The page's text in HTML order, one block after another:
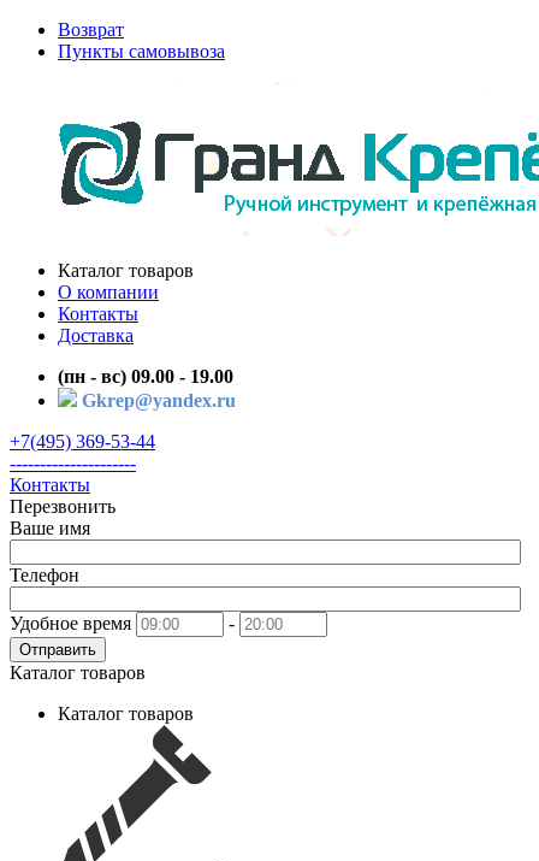
Возврат
Пункты самовывоза
Каталог товаров
О компании
Контакты
Доставка
(пн - вс) 09.00 - 19.00
Gkrep@yandex.ru
+7(495) 369-53-44
---------------------
Контакты
Перезвонить
Ваше имя
Телефон
Удобное время -
Отправить
Каталог товаров
Каталог товаров